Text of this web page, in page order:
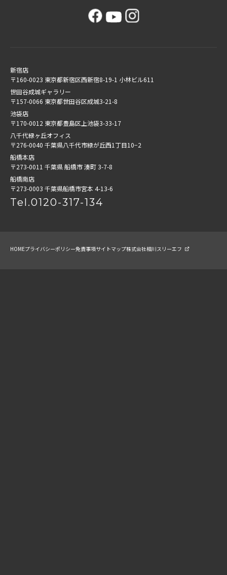
新宿店
〒160-0023 東京都新宿区西新宿8-19-1 小林ビル611
世田谷成城ギャラリー
〒157-0066 東京都世田谷区成城3-21-8
池袋店
〒170-0012 東京都豊島区上池袋3-33-17
八千代緑ヶ丘オフィス
〒276-0040 千葉県八千代市緑が丘西1丁目10−2
船橋本店
〒273-0011 千葉県 船橋市 湊町 3-7-8
船橋南店
〒273-0003 千葉県船橋市宮本 4-13-6
Tel.0120-317-134
HOMEプライバシーポリシー免責事項サイトマップ株式会社相川スリーエフ